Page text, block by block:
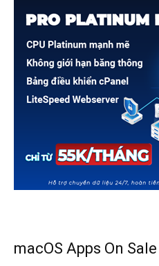
macOS Apps On Sale